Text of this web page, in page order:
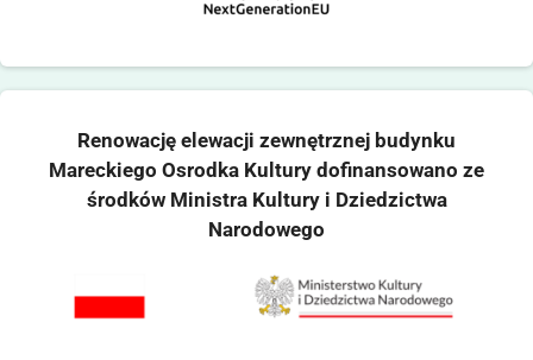
Renowację elewacji zewnętrznej budynku
Mareckiego Osrodka Kultury dofinansowano ze
środków Ministra Kultury i Dziedzictwa
Narodowego